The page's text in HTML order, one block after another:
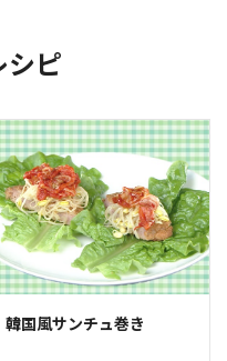
シピ
韓国風サンチュ巻き